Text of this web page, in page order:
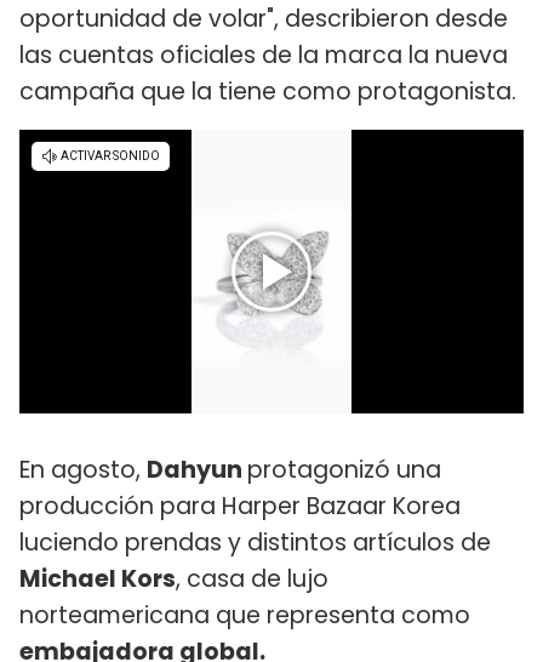
oportunidad de volar", describieron desde
las cuentas oficiales de la marca la nueva
campaña que la tiene como protagonista.
En agosto, Dahyun protagonizó una
producción para Harper Bazaar Korea
luciendo prendas y distintos artículos de
Michael Kors, casa de lujo
norteamericana que representa como
embajadora global.